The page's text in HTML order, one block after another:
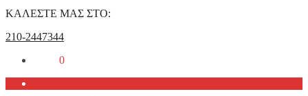
ΚΑΛΕΣΤΕ ΜΑΣ ΣΤΟ:
210-2447344
0